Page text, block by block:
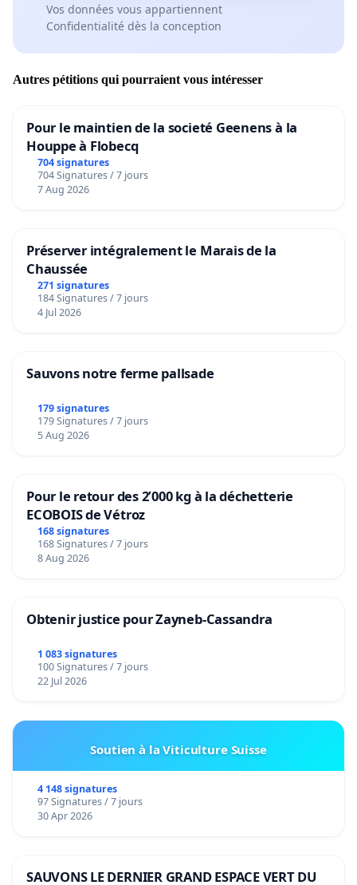
Vos données vous appartiennent
Confidentialité dès la conception
Autres pétitions qui pourraient vous intéresser
Pour le maintien de la societé Geenens à la
Houppe à Flobecq
704 signatures
704 Signatures / 7 jours
7 Aug 2026
Préserver intégralement le Marais de la
Chaussée
271 signatures
184 Signatures / 7 jours
4 Jul 2026
Sauvons notre ferme pallsade
179 signatures
179 Signatures / 7 jours
5 Aug 2026
Pour le retour des 2’000 kg à la déchetterie
ECOBOIS de Vétroz
168 signatures
168 Signatures / 7 jours
8 Aug 2026
Obtenir justice pour Zayneb-Cassandra
1 083 signatures
100 Signatures / 7 jours
22 Jul 2026
Soutien à la Viticulture Suisse
4 148 signatures
97 Signatures / 7 jours
30 Apr 2026
SAUVONS LE DERNIER GRAND ESPACE VERT DU